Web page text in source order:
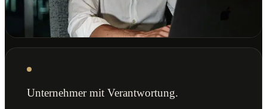
Unternehmer mit Verantwortung.